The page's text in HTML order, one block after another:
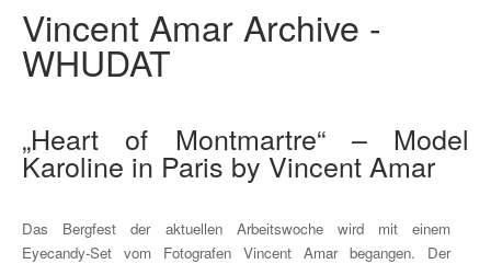
Vincent Amar Archive -
WHUDAT
„Heart of Montmartre“ – Model
Karoline in Paris by Vincent Amar
Das Bergfest der aktuellen Arbeitswoche wird mit einem
Eyecandy-Set vom Fotografen Vincent Amar begangen. Der